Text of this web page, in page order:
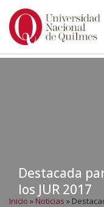
Ir
Destacada
los JUR 2017
Inicio » Noticias »